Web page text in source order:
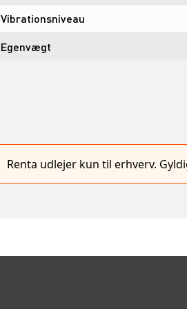
Vibrationsniveau
Egenvægt
Renta udlejer kun til erhverv.